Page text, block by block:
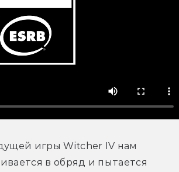
игры Witcher IV нам
в обряд и пытается